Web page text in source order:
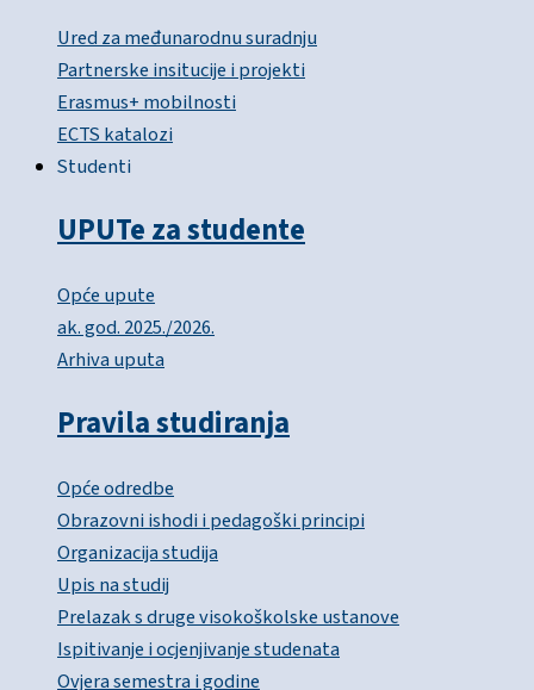
Ured za međunarodnu suradnju
Partnerske insitucije i projekti
Erasmus+ mobilnosti
ECTS katalozi
Studenti
UPUTe za studente
Opće upute
ak. god. 2025./2026.
Arhiva uputa
Pravila studiranja
Opće odredbe
Obrazovni ishodi i pedagoški principi
Organizacija studija
Upis na studij
Prelazak s druge visokoškolske ustanove
Ispitivanje i ocjenjivanje studenata
Ovjera semestra i godine